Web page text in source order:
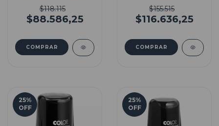
$118.115
$88.586,25
$155.515
$116.636,25
25%
OFF
25%
OFF